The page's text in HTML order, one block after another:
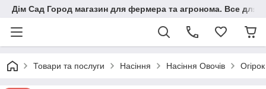
Дім Сад Город магазин для фермера та агронома. Все для
Товари та послуги Насіння Насіння Овочів